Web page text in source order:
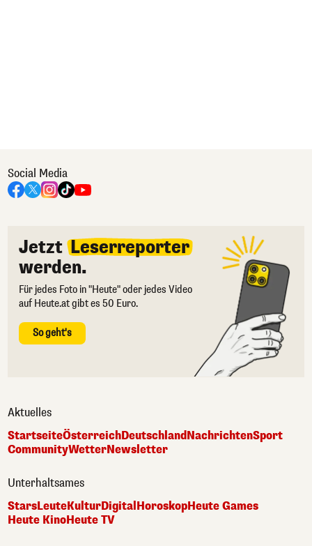
Social Media
Jetzt Leserreporter
werden.
Für jedes Foto in "Heute" oder jedes Video
auf Heute.at gibt es 50 Euro.
So geht's
Aktuelles
StartseiteÖsterreichDeutschlandNachrichtenSport
CommunityWetterNewsletter
Unterhaltsames
StarsLeuteKulturDigital HoroskopHeute Games
Heute KinoHeute TV